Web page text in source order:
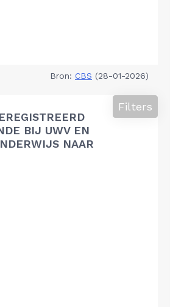
Bron: CBS (28-01-2026)
BIJ UWV EN
NAAR
Filters